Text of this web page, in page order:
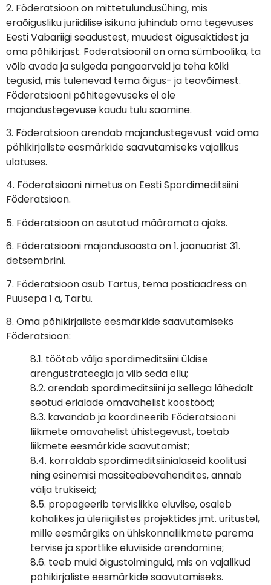
2. Föderatsioon on mittetulundusühing, mis
eraõigusliku juriidilise isikuna juhindub oma tegevuses
Eesti Vabariigi seadustest, muudest õigusaktidest ja
oma põhikirjast. Föderatsioonil on oma sümboolika, ta
võib avada ja sulgeda pangaarveid ja teha kõiki
tegusid, mis tulenevad tema õigus- ja teovõimest.
Föderatsiooni põhitegevuseks ei ole
majandustegevuse kaudu tulu saamine.
3. Föderatsioon arendab majandustegevust vaid oma
pöhikirjaliste eesmärkide saavutamiseks vajalikus
ulatuses.
4. Föderatsiooni nimetus on Eesti Spordimeditsiini
Föderatsioon.
5. Föderatsioon on asutatud määramata ajaks.
6. Föderatsiooni majandusaasta on 1. jaanuarist 31.
detsembrini.
7. Föderatsioon asub Tartus, tema postiaadress on
Puusepa 1 a, Tartu.
8. Oma põhikirjaliste eesmärkide saavutamiseks
Föderatsioon:
8.1. töötab välja spordimeditsiini üldise
arengustrateegia ja viib seda ellu;
8.2. arendab spordimeditsiini ja sellega lähedalt
seotud erialade omavahelist koostööd;
8.3. kavandab ja koordineerib Föderatsiooni
liikmete omavahelist ühistegevust, toetab
liikmete eesmärkide saavutamist;
8.4. korraldab spordimeditsiinialaseid koolitusi
ning esinemisi massiteabevahendites, annab
välja trükiseid;
8.5. propageerib tervislikke eluviise, osaleb
kohalikes ja üleriigilistes projektides jmt. üritustel,
mille eesmärgiks on ühiskonnaliikmete parema
tervise ja sportlike eluviiside arendamine;
8.6. teeb muid õigustoiminguid, mis on vajalikud
põhikirjaliste eesmärkide saavutamiseks.